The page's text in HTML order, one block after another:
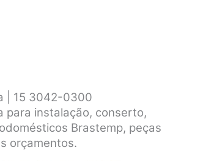
| 15 3042-0300
para instalação, conserto,
Brastemp, peças
orçamentos.